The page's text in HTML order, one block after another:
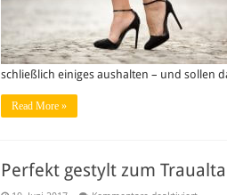
schließlich einiges aushalten – und sollen
Read More »
Perfekt gestylt zum